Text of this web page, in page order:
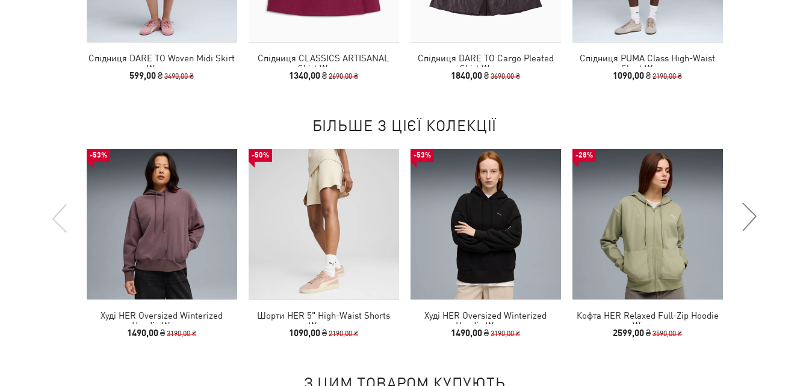
Спідниця DARE TO Woven Midi Skirt
Women
599,00 ₴3490,00 ₴
Спідниця CLASSICS ARTISANAL
Skirt Women
1340,00 ₴2690,00 ₴
Спідниця DARE TO Cargo Pleated
Skirt Women
1840,00 ₴3690,00 ₴
Спідниця PUMA Class High-Waist
Skort Women
1090,00 ₴2190,00 ₴
БІЛЬШЕ З ЦІЄЇ КОЛЕКЦІЇ
-53%
Худі HER Oversized Winterized
Hoodie Women
1490,00 ₴3190,00 ₴
-50%
Шорти HER 5" High-Waist Shorts
Women
1090,00 ₴2190,00 ₴
-53%
Худі HER Oversized Winterized
Hoodie Women
1490,00 ₴3190,00 ₴
-28%
Кофта HER Relaxed Full-Zip Hoodie
Women
2599,00 ₴3590,00 ₴